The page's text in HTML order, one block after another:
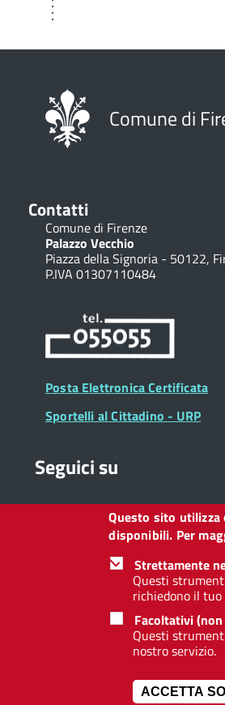
Comune di
Contatti
Comune di Firenze
Palazzo Vecchio
Piazza della Signoria - 50122,
P.IVA 01307110484
Posta Elettronica Certificata
Sportelli al Cittadino - URP
Seguici su
Collegamento
Facebook
Collegamento
a
Twitter
Collegamento
a
Instagram
a a
Redazione web Privacy
Questo sito utilizza
disponibili. Per
Strettamente
Questi
richiedono il tuo
Facoltativi
Questi
nostro servizio.
ACCETTA